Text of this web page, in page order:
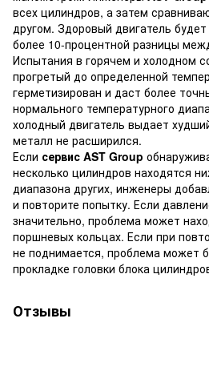
всех цилиндров, а затем
другом. Здоровый двигатель
более 10-процентной разницы
Испытания в горячем и холодном
прогретый до определенной
герметизирован и даст более
нормального температурного
холодный двигатель выдает
металл не расширился.
Если сервис AST Group
несколько цилиндров находятся
диапазона других, инженеры
и повторите попытку. Если
значительно, проблема может
поршневых кольцах. Если при
не поднимается, проблема может
прокладке головки блока
Отзывы